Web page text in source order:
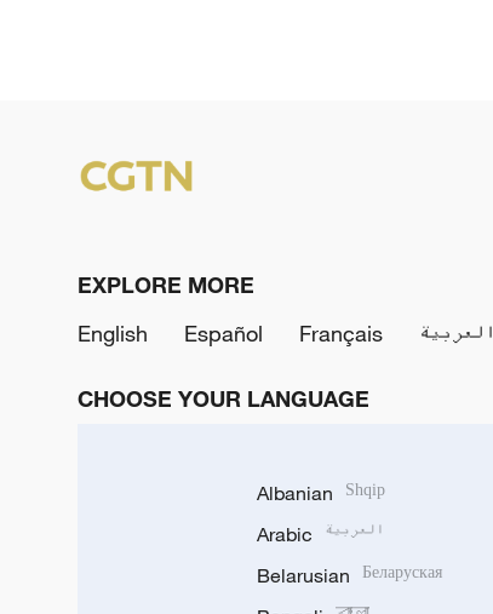
EXPLORE MORE
English
Español Français العربية
CHOOSE YOUR LANGUAGE
Albanian Shqip
Arabic العربية
Belarusian Беларуская